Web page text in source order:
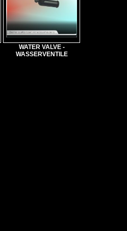
WATER VALVE -
WASSERVENTILE